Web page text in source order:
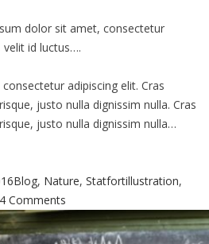
dolor sit amet, consectetur
velit id luctus….
adipiscing elit. Cras
justo nulla dignissim nulla. Cras
justo nulla dignissim nulla…
Categories
Blog, Nature, StatfortTags
illustration,
4 Comments
Chemestry
101